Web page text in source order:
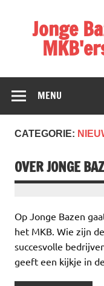
Jonge
woord.
MENU
CATEGORIE:
OVER JONGE
Op Jonge Bazen
het MKB. Wie zijn
succesvolle
geeft een kijkje in